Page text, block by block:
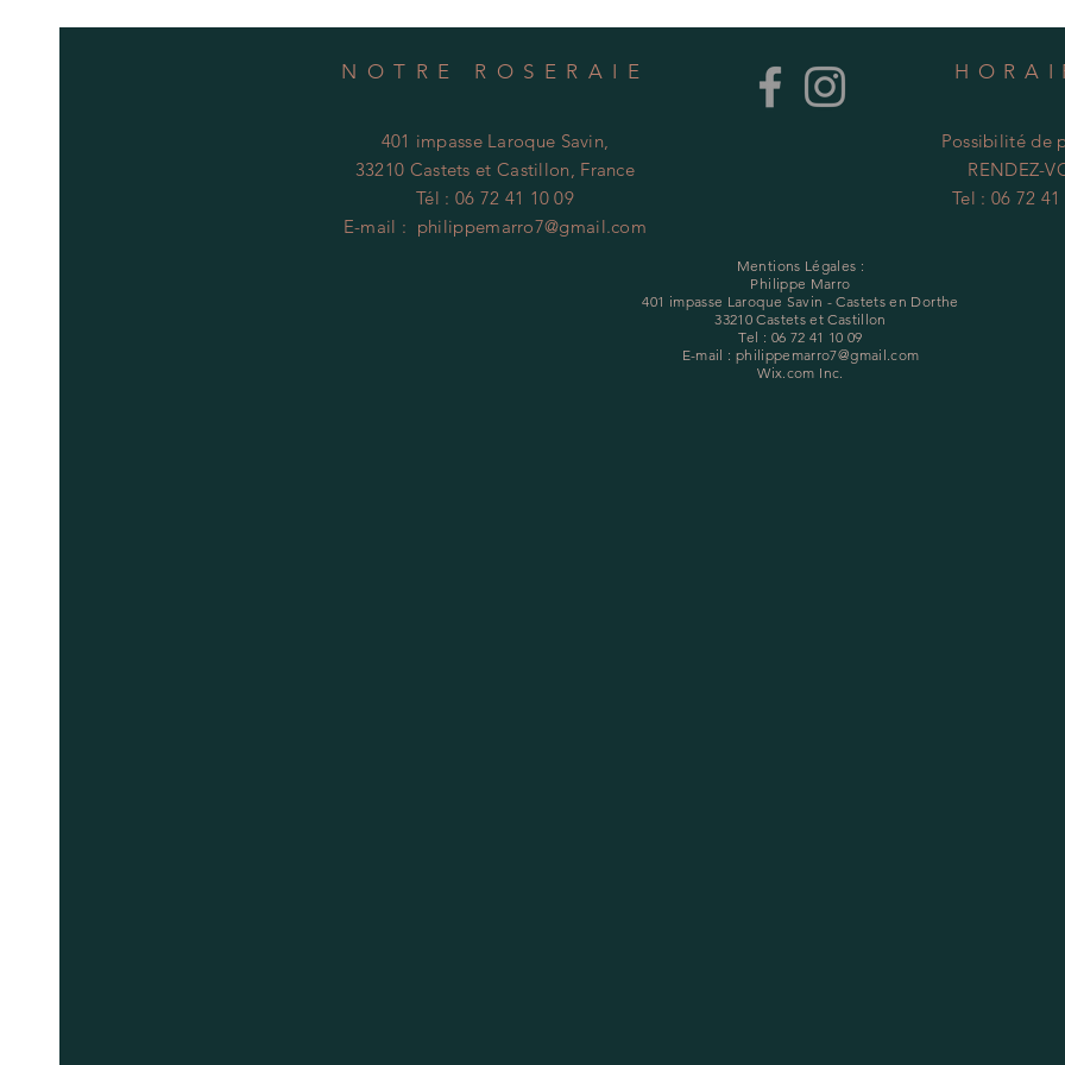
NOTRE ROSERAIE
401 impasse Laroque Savin,
33210 Castets et Castillon, France
Tél : 06 72 41 10 09
E-mail : philippemarro7@gmail.com
Possibilité de
RENDEZ-
Tel : 06 72
Mentions Légales :
Philippe Marro
401 impasse Laroque Savin - Castets en Dorthe
33210 Castets et Castillon
Tel : 06 72 41 10 09
E-mail : philippemarro7@gmail.com
Wix.com Inc.